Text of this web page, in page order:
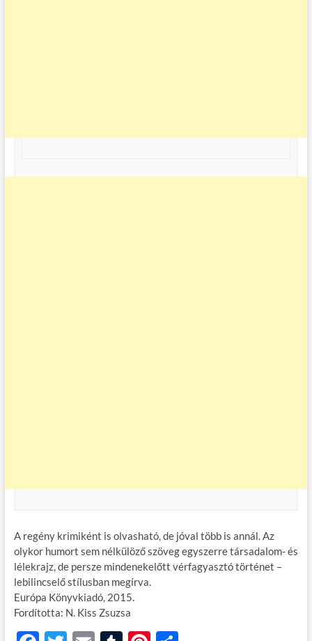
A regény krimiként is olvasható, de jóval több is annál. Az
olykor humort sem nélkülöző szöveg egyszerre társadalom- és
lélekrajz, de persze mindenekelőtt vérfagyasztó történet –
lebilincselő stílusban megírva.
Európa Könyvkiadó, 2015.
Fordította: N. Kiss Zsuzsa